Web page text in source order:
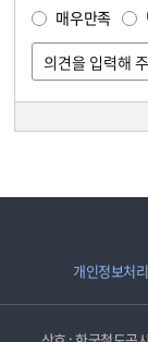
매우만족
개인정보처